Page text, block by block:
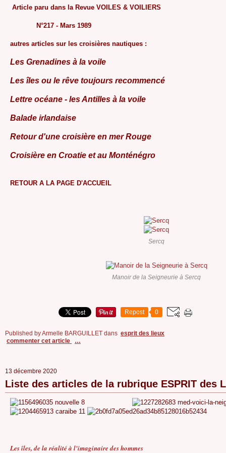
Article paru dans la Revue VOILES & VOILIERS
N°217 - Mars 1989
autres articles sur les croisières nautiques :
Les Grenadines à la voile
Les îles ou le rêve toujours recommencé
Lettre océane - les Antilles à la voile
Balade irlandaise
Retour d'une croisière en mer Rouge
Croisière en Croatie et au Monténégro
RETOUR A LA PAGE D'ACCUEIL
Sercq
Manoir de la Seigneurie à Sercq
Repost 0
Published by Armelle BARGUILLET dans esprit des lieux
commenter cet article
…
13 décembre 2020
Liste des articles de la rubrique ESPRIT des
Les îles, de la réalité à l'imaginaire des hommes